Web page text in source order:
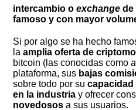
intercambio oexchange de
famoso y con mayor
Si por algo se ha hecho
laamplia oferta de
bitcoin (las conocidas como
plataforma, sus bajas
sobre todo por su
en la industria y ofrecer
novedosos a sus usuarios.